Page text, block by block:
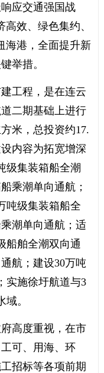
应交通强国战
效、绿色集约、
海港，全面提升新
举措。
工程，是在连云
二期基础上进行
米，总投资约17.
内容为拓宽增深
级集装箱船全潮
乘潮单向通航；
吨级集装箱船全
潮单向通航；适
船舶全潮双向通
航；建设30万吨
实施徐圩航道与3
。
高度重视，在市
可、用海、环
招标等各项前期